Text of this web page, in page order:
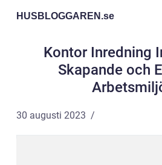
HUSBLOGGAREN.se
Kontor Inredning
Skapande och
30 augusti 2023